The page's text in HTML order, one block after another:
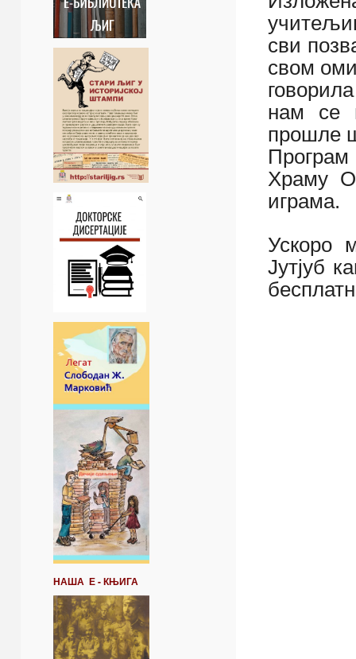
НАША Е - КЊИГА
сви
свом
нам се
прошле
Храму
играма.
Ускоро
Јутјуб